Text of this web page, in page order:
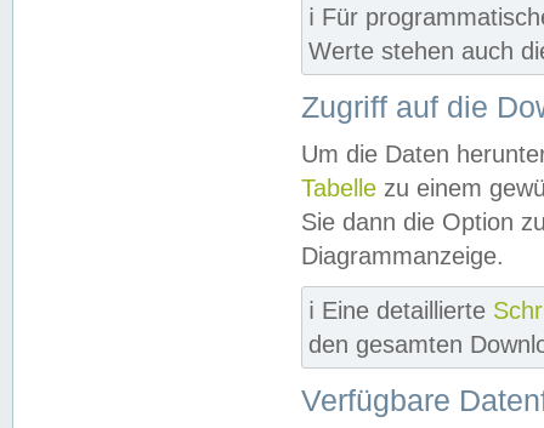
ℹ️ Für
Werte stehen auch
Zugriff auf die
Um die Daten
Tabelle zu einem
Sie dann die Option
Diagrammanzeige.
ℹ️ Eine detaillierte
den gesamten
Verfügbare